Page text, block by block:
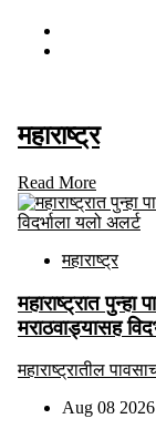
महाराष्ट्र
Read More
महाराष्ट्र
महाराष्ट्रात पुन्हा
मराठवाड्यासह
महाराष्ट्रातील
Aug 08 2026